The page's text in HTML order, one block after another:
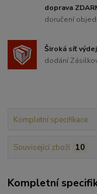
doprava
doručení
Široká síť
dodání
Kompletní specifikace
Související zboží 10
Kompletní